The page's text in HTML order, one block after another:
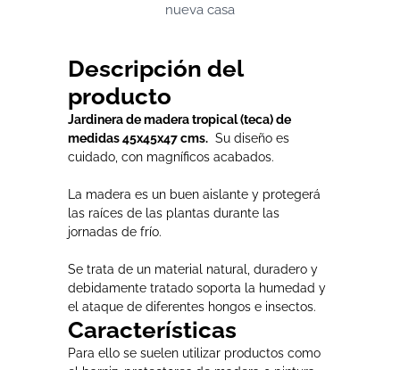
nueva casa
Descripción del
producto
Jardinera de madera tropical (teca) de
medidas 45x45x47 cms. Su diseño es
cuidado, con magníficos acabados.
La madera es un buen aislante y protegerá
las raíces de las plantas durante las
jornadas de frío.
Se trata de un material natural, duradero y
debidamente tratado soporta la humedad y
el ataque de diferentes hongos e insectos.
Características
Para ello se suelen utilizar productos como